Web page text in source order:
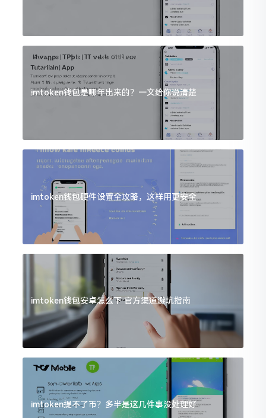
imtoken钱包是哪年出来的？一文给你说清楚
imtoken钱包硬件设置全攻略，这样用更安全
imtoken钱包安卓怎么下 官方渠道避坑指南
imtoken提不了币？多半是这几件事没处理好